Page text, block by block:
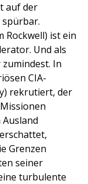
auf der
spürbar.
Rockwell) ist ein
Und als
In
CIA-
rekrutiert, der
Grenzen
seiner
turbulente